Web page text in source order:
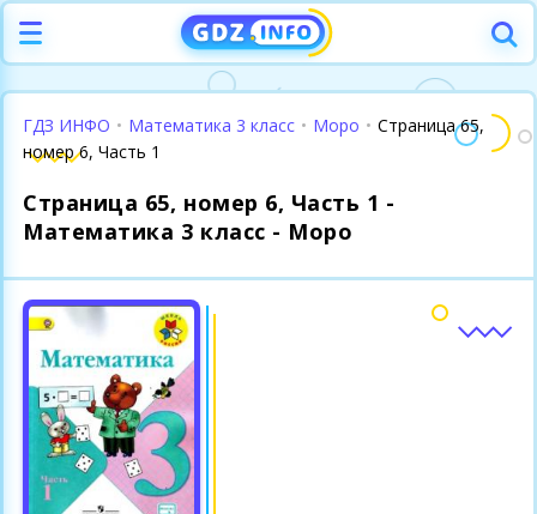
ГДЗ ИНФО • Математика 3 класс • Моро • Страница 65,
номер 6, Часть 1
Страница 65, номер 6, Часть 1 -
Математика 3 класс - Моро